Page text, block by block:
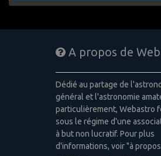
A propos de
Dédié au partage de
général et l'astronomie
particulièrement, Webastro
sous le régime d'une
à but non lucratif. Pour plus
d'informations, voir "à